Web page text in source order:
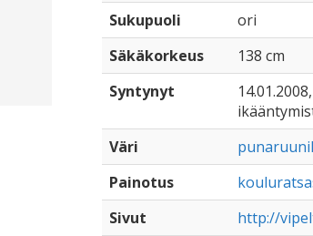
Sukupuoli
ori
Säkäkorkeus
138 cm
Syntynyt
14.01.2008,
Väri
Painotus
Sivut
http://